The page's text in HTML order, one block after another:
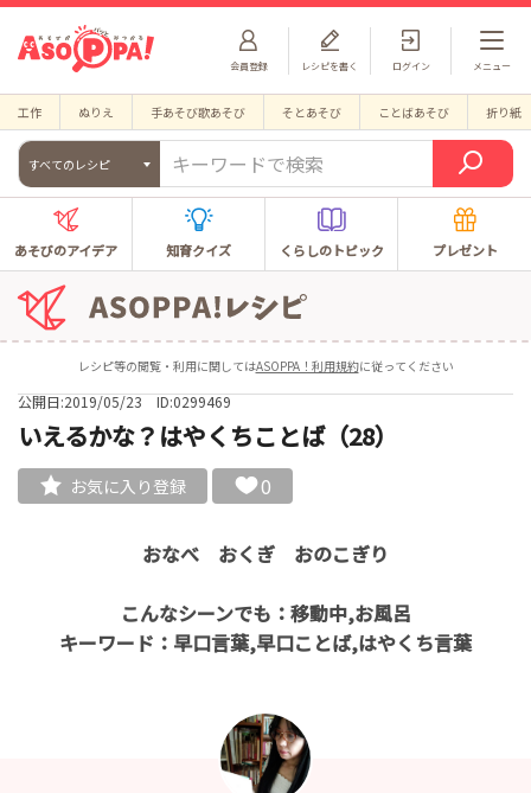
会員登録 ログイン
レシピを書く メニュー
工作 ぬりえ 手あそび歌あそび そとあそび ことばあそび 折り紙
すべてのレシピ
あそびのアイデア 知育クイズ くらしのトピック プレゼント
レシピ等の閲覧・利用に関してはASOPPA！利用規約に従ってください
公開日:2019/05/23 ID:0299469
いえるかな？はやくちことば（28）
お気に入り登録 0
おなべ おくぎ おのこぎり
こんなシーンでも：移動中,お風呂
キーワード：早口言葉,早口ことば,はやくち言葉